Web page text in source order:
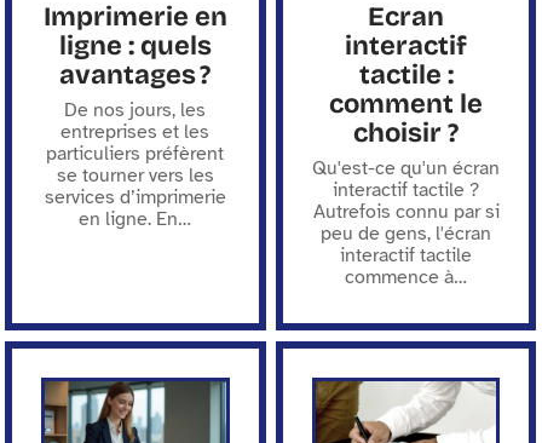
Imprimerie en
ligne : quels
avantages ?
De nos jours, les
entreprises et les
particuliers préfèrent
se tourner vers les
services d’imprimerie
en ligne. En…
Ecran
interactif
tactile :
comment le
choisir ?
Qu'est-ce qu'un écran
interactif tactile ?
Autrefois connu par si
peu de gens, l'écran
interactif tactile
commence à…